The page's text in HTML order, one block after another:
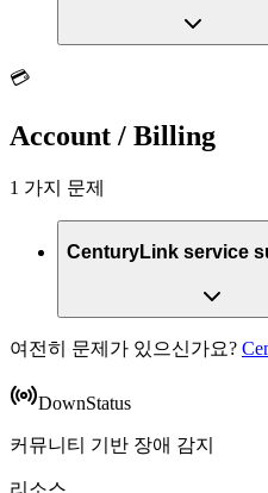
💳
Account / Billing
1 가지 문제
CenturyLink service
여전히 문제가 있으신가요?
DownStatus
커뮤니티 기반 장애 감지
리소스